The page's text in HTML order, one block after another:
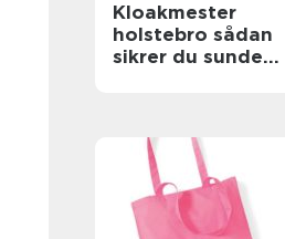
Kloakmester
holstebro sådan
sikrer du sunde